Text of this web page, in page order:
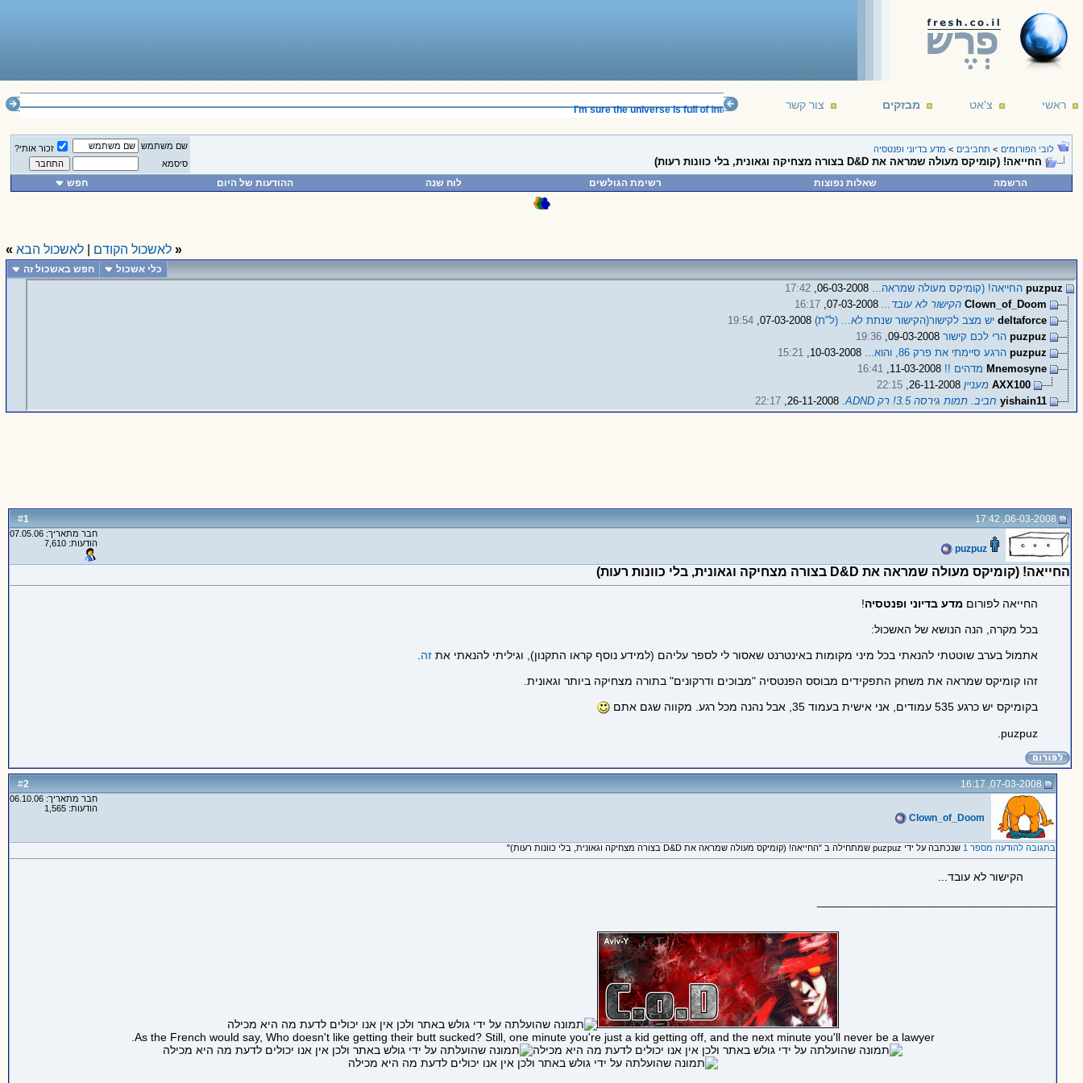
ראשי צ'אט מבזקים צור קשר
I'm sure the universe is full of intelligent life. It's just been too intelligent to come here. --- Arthur C. Clarke 16/12/
____________________________________________________
לובי הפורומים > תחביבים > מדע בדיוני ופנטסיה
החייאה! (קומיקס מעולה שמראה את D&D בצורה מצחיקה וגאונית, בלי כוונות רעות)
שם משתמש
זכור אותי?
סיסמא
הרשמה שאלות נפוצות רשימת הגולשים לוח שנה ההודעות של היום חפש
« לאשכול הקודם לאשכול הבא »
כלי אשכול חפש באשכול זה
puzpuz החייאה! (קומיקס מעולה שמראה...
17:42
Clown_of_Doom הקישור לא עובד...07-03-2008,
16:17
deltaforce יש מצב לקישור(הקישור שנתת לא... (ל"ת)07-03-2008,
19:54
puzpuz הרי לכם קישור09-03-2008,
19:36
puzpuz הרגע סיימתי את פרק 86, והוא...
15:21
Mnemosyne מדהים !!
16:41
AXX100 מעניין26-11-2008,
22:15
yishain11 חביב. תמות גירסה 3.5! רק ADND. 26-11-2008,
22:17
#
1 06-03-2008, 17:42
puzpuz
חבר מתאריך: 07.05.06
הודעות: 7,610
החייאה! (קומיקס מעולה שמראה את D&D בצורה מצחיקה וגאונית, בלי כוונות רעות)
החייאה לפורום מדע בדיוני ופנטסיה!
בכל מקרה, הנה הנושא של האשכול:
אתמול בערב שוטטתי להנאתי בכל מיני מקומות באינטרנט שאסור לי לספר עליהם (למידע נוסף קראו התקנון), וגיליתי להנאתי את זה
זהו קומיקס שמראה את משחק התפקידים מבוסס הפנטסיה "מבוכים ודרקונים" בתורה מצחיקה ביותר וגאונית.
בקומיקס יש כרגע 535 עמודים, אני אישית בעמוד 35, אבל נהנה מכל רגע. מקווה שגם אתם
puzpuz.
#
2 07-03-2008, 16:17
Clown_of_Doom
חבר מתאריך: 06.10.06
הודעות: 1,565
בתגובה להודעה מספר 1 שנכתבה על ידי puzpuz שמתחילה ב "החייאה! (קומיקס מעולה שמראה את D&D בצורה מצחיקה וגאונית, בלי כוונות רעות)"
הקישור לא עובד...
As the French would say, Who doesn't like getting their butt sucked? Still, one minute you're just a kid getting off, and the next minute you'll never be a lawyer.